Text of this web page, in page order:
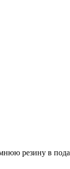
резину в